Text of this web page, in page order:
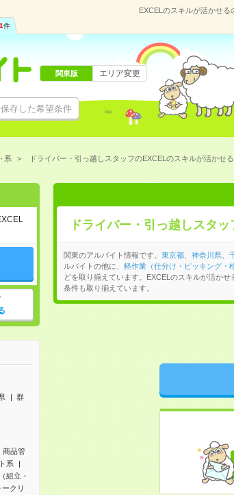
EXCELのスキルが活かせ
件
保存した希望条件
関東版 エリア変更
系 ドライバー・引っ越しスタッフのEXCELのスキルが活かせ
群
商品管
系
組立・
ークリ
ドライバー・引っ越しスタッ
関東のアルバイト情報です。 東京都、 神奈川県、
ルバイトの他に、 軽作業（仕分け・ピッキング・
どを取り揃えています。EXCELのスキルが活かせ
条件も取り揃えています。